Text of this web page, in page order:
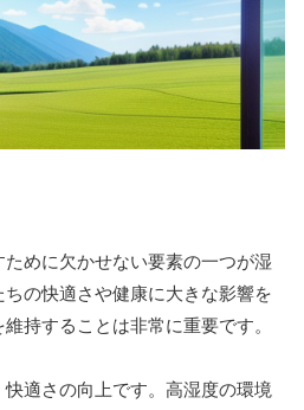
めに欠かせない要素の一つが湿
の快適さや健康に大きな影響を
持することは非常に重要です。
適さの向上です。高湿度の環境